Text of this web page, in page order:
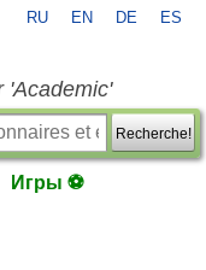
RU EN DE ES
'Academic'
Recherche!
Игры ⚽